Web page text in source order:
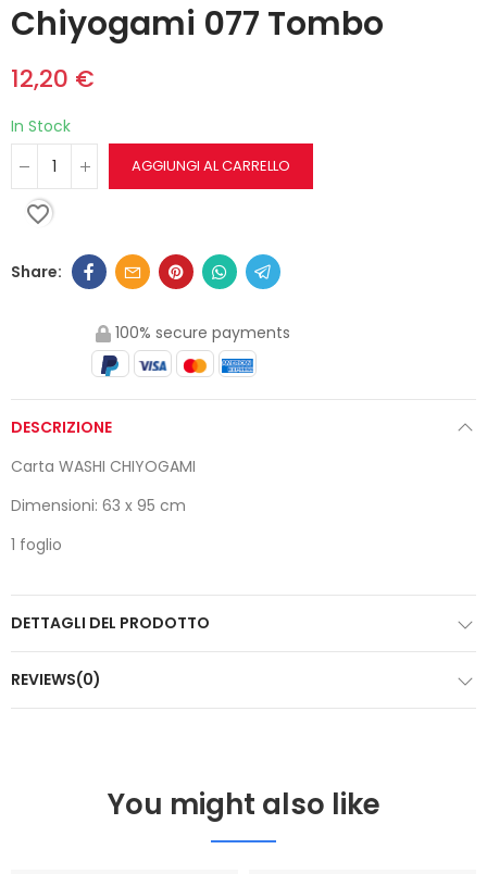
Chiyogami 077 Tombo
12,20 €
In Stock
AGGIUNGI AL CARRELLO
favorite_border
100% secure payments
DESCRIZIONE
Carta WASHI CHIYOGAMI
Dimensioni: 63 x 95 cm
1 foglio
DETTAGLI DEL PRODOTTO
REVIEWS(0)
You might also like